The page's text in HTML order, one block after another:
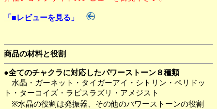
「■レビューを見る」
商品の材料と役割
●全てのチャクラに対応したパワーストーン８種類
水晶・ガーネット・タイガーアイ・シトリン・ペリドッ
ト・ターコイズ・ラピスラズリ・アメジスト
※水晶の役割は発振器、その他のパワーストーンの役割